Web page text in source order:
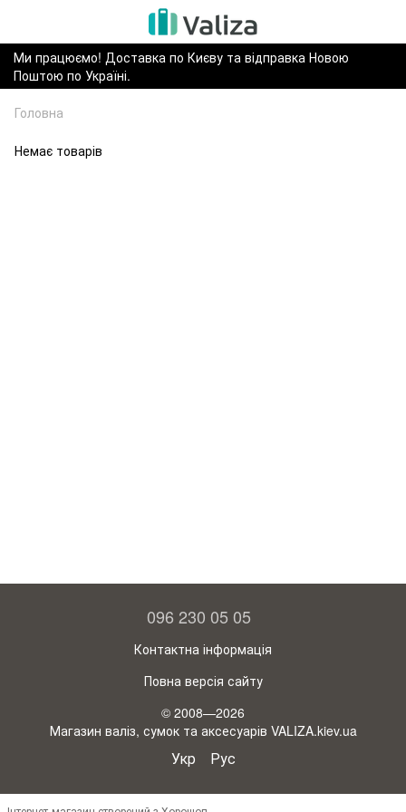
Ми працюємо! Доставка по Києву та відправка Новою
Поштою по Україні.
Головна
Немає товарів
096 230 05 05
Контактна інформація
Повна версія сайту
© 2008—2026
Магазин валіз, сумок та аксесуарів VALIZA.kiev.ua
Укр Рус